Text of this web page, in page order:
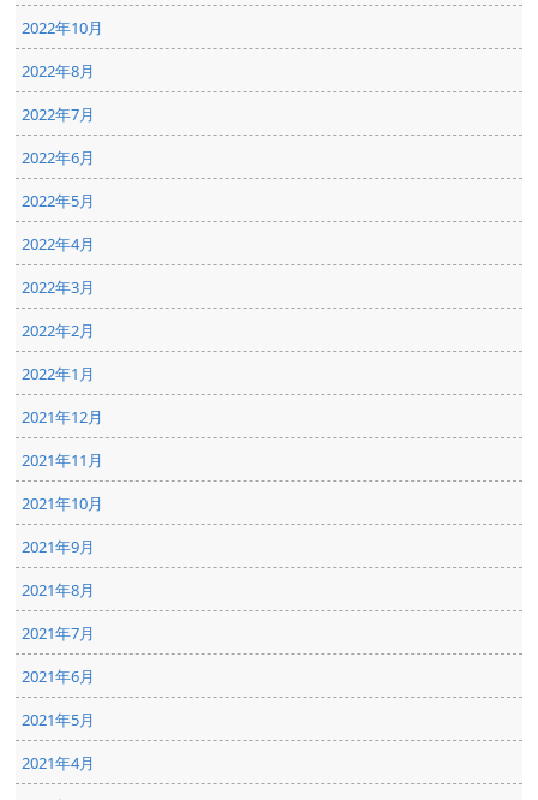
2022年10月
2022年8月
2022年7月
2022年6月
2022年5月
2022年4月
2022年3月
2022年2月
2022年1月
2021年12月
2021年11月
2021年10月
2021年9月
2021年8月
2021年7月
2021年6月
2021年5月
2021年4月